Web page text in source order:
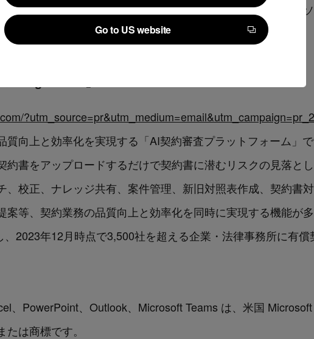
Continue to Japan corporate site
Go to US website
Go to US website
援するとともに、法務業務における課題を解決するためのソ
質向上と効率化を実現する「AI契約審査プラットフォーム」
書をアップロードするだけで契約書に潜むリスクの見落と
、校正、ナレッジ共有、案件管理、新旧対照表作成、契約書
等、契約業務の品質向上と効率化を同時に実現する機能が多
2023年12月時点で3,500社を超える企業・法律事務所に有
、PowerPoint、Outlook、Microsoft Teams は、米国
は商標です。